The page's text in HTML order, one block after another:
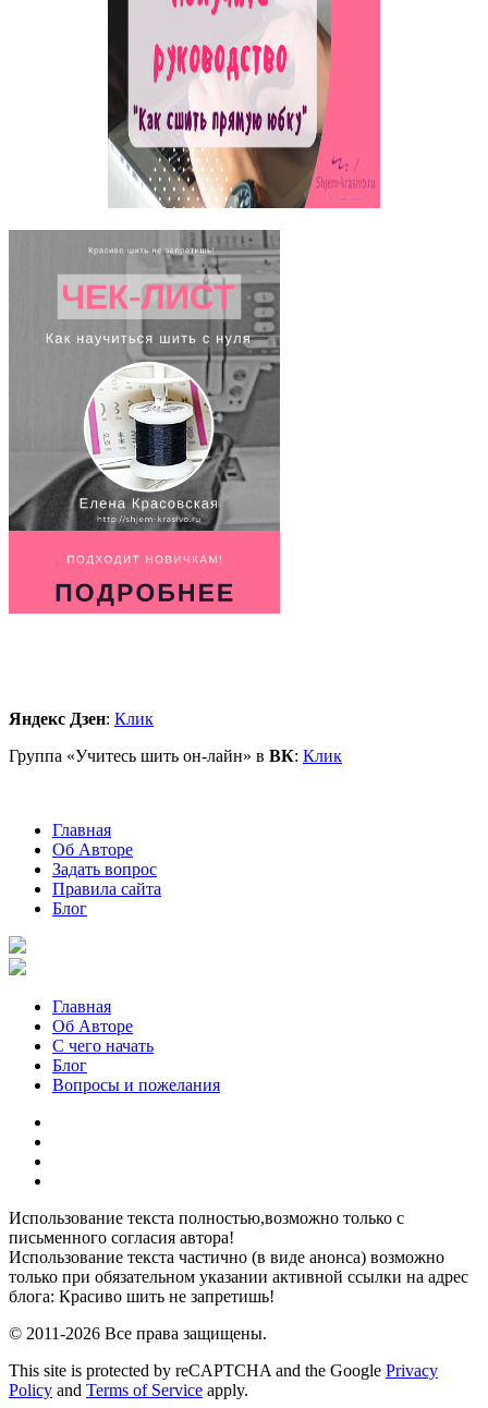
Яндекс Дзен: Клик
Группа «Учитесь шить он-лайн» в ВК: Клик
Главная
Об Авторе
Задать вопрос
Правила сайта
Блог
Главная
Об Авторе
С чего начать
Блог
Вопросы и пожелания
Использование текста полностью,возможно только с
письменного согласия автора!
Использование текста частично (в виде анонса) возможно
только при обязательном указании активной ссылки на адрес
блога: Красиво шить не запретишь!
© 2011-2026 Все права защищены.
This site is protected by reCAPTCHA and the Google Privacy
Policy and Terms of Service apply.